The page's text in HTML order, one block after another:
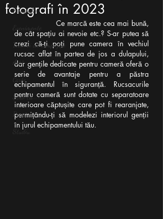
Fotografie
Evenimente
Tehnici de compoziție
Artă
Carte
Știai că...?
Presă
Studiu
fotografi în 2023
Ce marcă este cea mai bună,
de cât spațiu ai nevoie etc.? S-ar putea să
crezi că-ți poți pune camera în vechiul
rucsac aflat în partea de jos a dulapului,
dar gențile dedicate pentru cameră oferă o
serie de avantaje pentru a păstra
echipamentul în siguranță. Rucsacurile
pentru cameră sunt dotate cu separatoare
interioare căptușite care pot fi rearanjate,
permițându-ți să modelezi interiorul genții
în jurul echipamentului tău.